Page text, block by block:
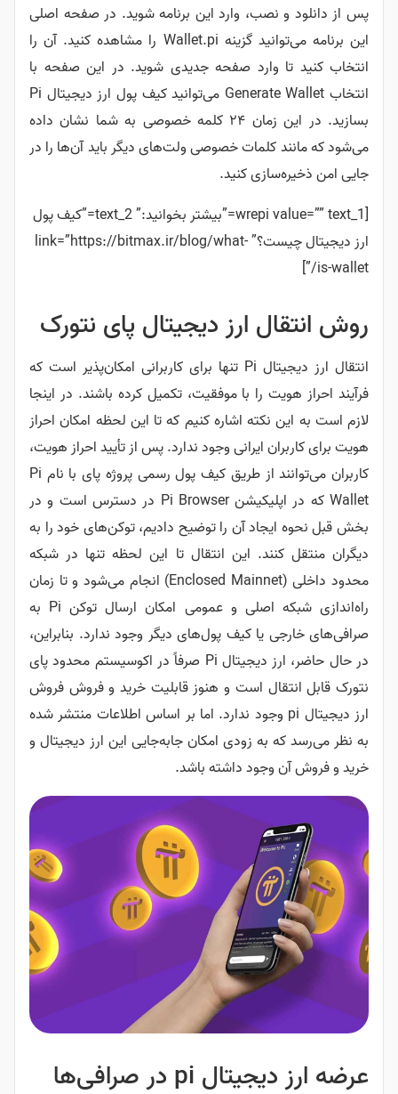
پس از دانلود و نصب، وارد این برنامه شوید. در صفحه اصلی
این برنامه می‌توانید گزینه Wallet.pi را مشاهده کنید. آن را
انتخاب کنید تا وارد صفحه جدیدی شوید. در این صفحه با
انتخاب Generate Wallet می‌توانید کیف پول ارز دیجیتال Pi
بسازید. در این زمان ۲۴ کلمه خصوصی به شما نشان داده
می‌شود که مانند کلمات خصوصی ولت‌های دیگر باید آن‌ها را در
جایی امن ذخیره‌سازی کنید.
[wrepi value=”” text_1=”بیشتر بخوانید:” text_2=”کیف پول
ارز دیجیتال چیست؟” link=”https://bitmax.ir/blog/what-
is-wallet/”]
روش انتقال ارز دیجیتال پای نتورک
انتقال ارز دیجیتال Pi تنها برای کاربرانی امکان‌پذیر است که
فرآیند احراز هویت را با موفقیت، تکمیل کرده باشند. در اینجا
لازم است به این نکته اشاره کنیم که تا این لحظه امکان احراز
هویت برای کاربران ایرانی وجود ندارد. پس از تأیید احراز هویت،
کاربران می‌توانند از طریق کیف پول رسمی پروژه پای با نام Pi
Wallet که در اپلیکیشن Pi Browser در دسترس است و در
بخش قبل نحوه ایجاد آن را توضیح دادیم، توکن‌های خود را به
دیگران منتقل کنند. این انتقال تا این لحظه تنها در شبکه
محدود داخلی (Enclosed Mainnet) انجام می‌شود و تا زمان
راه‌اندازی شبکه اصلی و عمومی امکان ارسال توکن Pi به
صرافی‌های خارجی یا کیف پول‌های دیگر وجود ندارد. بنابراین،
در حال حاضر، ارز دیجیتال Pi صرفاً در اکوسیستم محدود پای
نتورک قابل انتقال است و هنوز قابلیت خرید و فروش فروش
ارز دیجیتال pi وجود ندارد. اما بر اساس اطلاعات منتشر شده
به نظر می‌رسد که به زودی امکان جابه‌جایی این ارز دیجیتال و
خرید و فروش آن وجود داشته باشد.
عرضه ارز دیجیتال pi در صرافی‌ها